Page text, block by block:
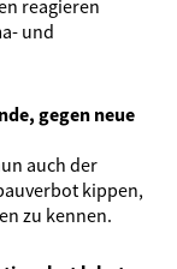
reagieren
und
gegen neue
auch der
kippen,
zu kennen.